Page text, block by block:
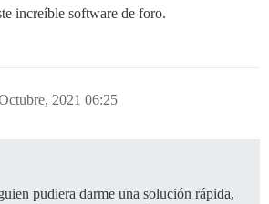
increíble software de foro.
2021 06:25
pudiera darme una solución rápida,